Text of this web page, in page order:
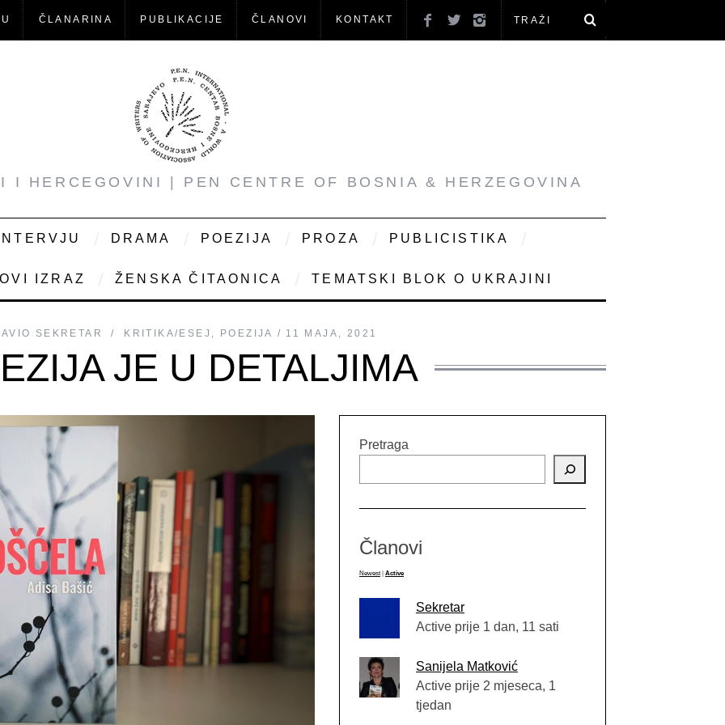
ČLANARINA PUBLIKACIJE ČLANOVI KONTAKT
I HERCEGOVINI | PEN CENTRE OF BOSNIA & HERZEGOVINA
DRAMA POEZIJA PROZA PUBLICISTIKA
IZRAZ ŽENSKA ČITAONICA TEMATSKI BLOK O UKRAJINI
SEKRETAR KRITIKA/ESEJ , POEZIJA 11 MAJA, 2021
JE U DETALJIMA
Pretraga
Članovi
Newest Active
Sekretar
Active prije 1 dan, 11 sati
Sanijela Matković
Active prije 2 mjeseca, 1
tjedan